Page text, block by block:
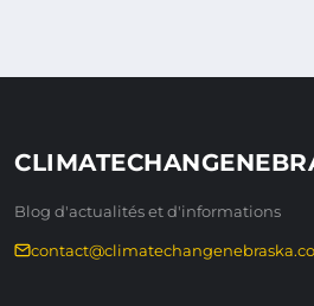
Blog d'actualités et d'informations